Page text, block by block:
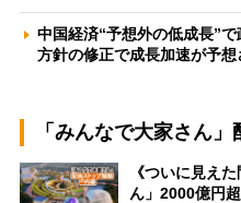
中国経済“予想外の低成長”
方針の修正で成長加速が予
「みんなで大家さん
《ついに見え
ん」2000億円